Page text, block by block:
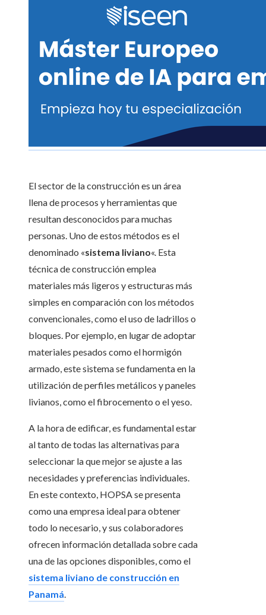
El sector de la construcción es un área
llena de procesos y herramientas que
resultan desconocidos para muchas
personas. Uno de estos métodos es el
denominado «sistema liviano«. Esta
técnica de construcción emplea
materiales más ligeros y estructuras más
simples en comparación con los métodos
convencionales, como el uso de ladrillos o
bloques. Por ejemplo, en lugar de adoptar
materiales pesados como el hormigón
armado, este sistema se fundamenta en la
utilización de perfiles metálicos y paneles
livianos, como el fibrocemento o el yeso.
A la hora de edificar, es fundamental estar
al tanto de todas las alternativas para
seleccionar la que mejor se ajuste a las
necesidades y preferencias individuales.
En este contexto, HOPSA se presenta
como una empresa ideal para obtener
todo lo necesario, y sus colaboradores
ofrecen información detallada sobre cada
una de las opciones disponibles, como el
sistema liviano de construcción en
Panamá.